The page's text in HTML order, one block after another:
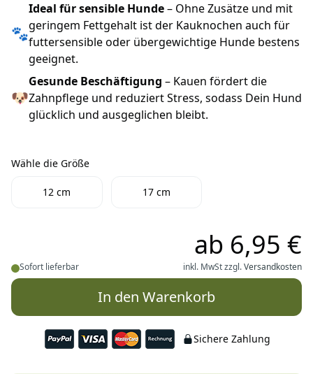
🐾
Ideal für sensible Hunde– Ohne Zusätze und mit
geringem Fettgehalt ist der Kauknochen auch für
futtersensible oder übergewichtige Hunde bestens
geeignet.
🐶
Gesunde Beschäftigung – Kauen fördert die
Zahnpflege und reduziert Stress, sodass Dein Hund
glücklich und ausgeglichen bleibt.
Wähle die Größe
12 cm 17 cm
Sofort lieferbar
ab 6,95 €
inkl. MwSt zzgl.Versandkosten
In den Warenkorb
Sichere Zahlung